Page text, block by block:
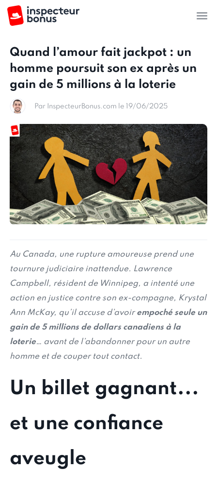
Quand l’amour fait jackpot : un
homme poursuit son ex après un
gain de 5 millions à la loterie
Par InspecteurBonus.com le 19/06/2025
Au Canada, une rupture amoureuse prend une
tournure judiciaire inattendue. Lawrence
Campbell, résident de Winnipeg, a intenté une
action en justice contre son ex-compagne, Krystal
Ann McKay, qu’il accuse d’avoirempoché seule un
gain de 5 millions de dollars canadiens à la
loterie… avant de l’abandonner pour un autre
homme et de couper tout contact.
Un billet gagnant...
et une confiance
aveugle